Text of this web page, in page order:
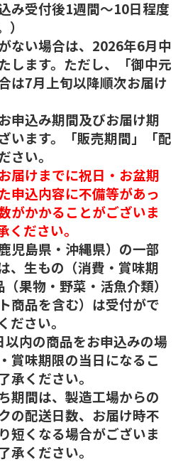
み受付後1週間～10日程度
ない場合は、2026年6月中
します。ただし、「御中元
は7月上旬以降順次お届け
申込み期間及びお届け期
います。「販売期間」「配
さい。
届けまでに祝日・お盆期
申込内容に不備等があっ
がかかることがございま
ください。
児島県・沖縄県）の一部
、生もの（消費・賞味期
果物・野菜・活魚介類）
商品を含む）は受付がで
ださい。
内の商品をお申込みの場
賞味期限の当日になるこ
承ください。
期間は、製造工場からの
の配送日数、お届け時不
短くなる場合がございま
承ください。